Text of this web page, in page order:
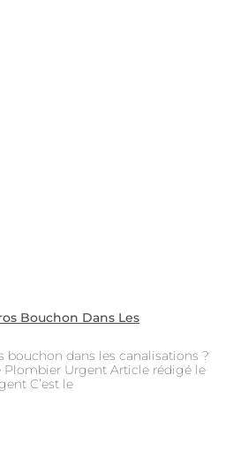
Bouchon Dans Les
dans les canalisations ?
Plombier Urgent Article rédigé le
C’est le